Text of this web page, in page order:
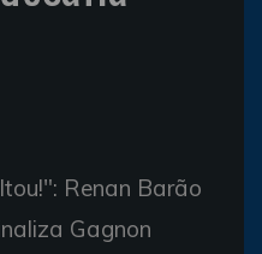
Renan Barão
Gagnon